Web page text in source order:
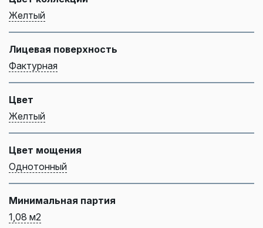
Желтый
Лицевая поверхность
Фактурная
Цвет
Желтый
Цвет мощения
Однотонный
Минимальная партия
1,08 м2